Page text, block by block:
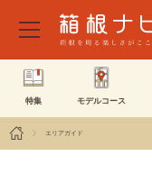
特集 モデルコース
エリアガイド